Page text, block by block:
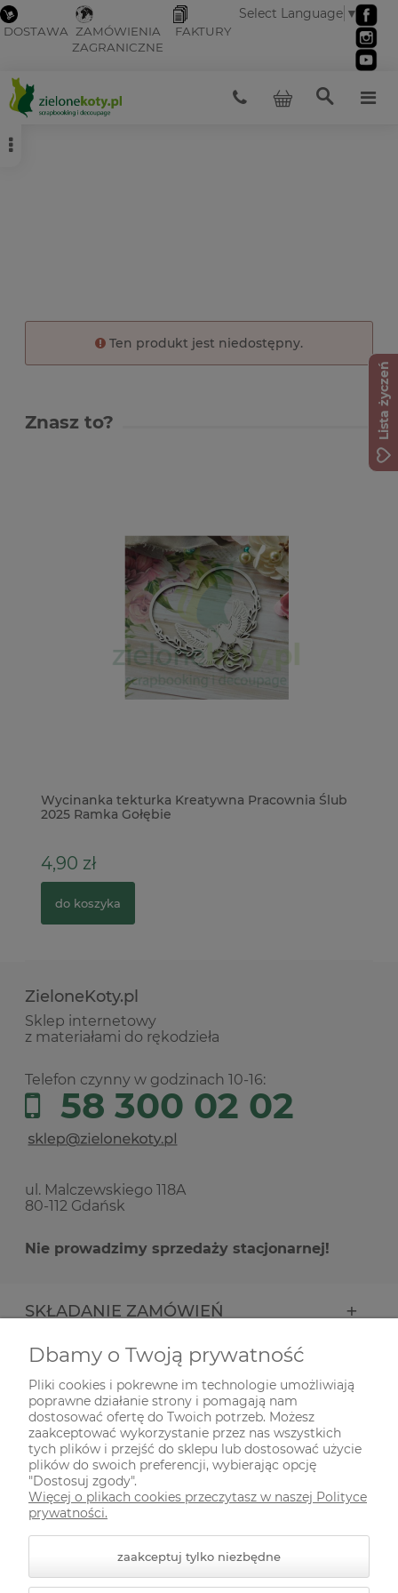
DOSTAWA ZAMÓWIENIA
ZAGRANICZNE
FAKTURY
Select Language ▼
Ten produkt jest niedostępny.
Znasz to?
Wycinanka tekturka Kreatywna Pracownia Ślub
2025 Ramka Gołębie
4,90 zł
do koszyka
ZieloneKoty.pl
Sklep internetowy
z materiałami do rękodzieła
Telefon czynny w godzinach 10-16:
58 300 02 02
ul. Malczewskiego 118A
80-112 Gdańsk
Nie prowadzimy sprzedaży stacjonarnej!
SKŁADANIE ZAMÓWIEŃ
INFORMACJE
ODWIEDŹ NAS NA
Dbamy o Twoją prywatność
Pliki cookies i pokrewne im technologie umożliwiają
poprawne działanie strony i pomagają nam
dostosować ofertę do Twoich potrzeb. Możesz
zaakceptować wykorzystanie przez nas wszystkich
tych plików i przejść do sklepu lub dostosować użycie
plików do swoich preferencji, wybierając opcję
"Dostosuj zgody".
Więcej o plikach cookies przeczytasz w naszej Polityce
prywatności.
zaakceptuj tylko niezbędne
Lista życzeń